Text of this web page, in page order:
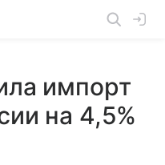
импорт
на 4,5%